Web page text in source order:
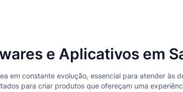
e Aplicativos em
em constante evolução, essencial para atender às
para criar produtos que ofereçam uma